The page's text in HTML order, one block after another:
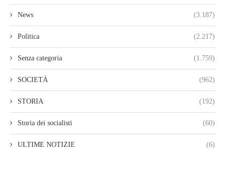
News (3.187)
Politica (2.217)
Senza categoria (1.759)
SOCIETÀ (962)
STORIA (192)
Storia dei socialisti (60)
ULTIME NOTIZIE (6)